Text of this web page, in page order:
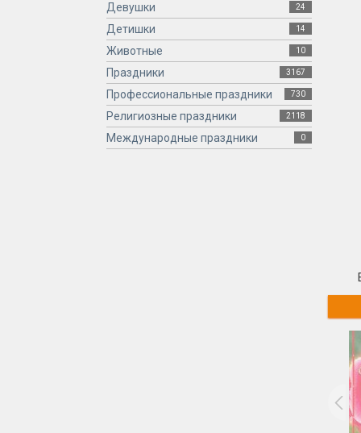
Девушки 24
Детишки 14
Животные 10
Праздники 3167
Профессиональные праздники 730
Религиозные праздники 2118
Международные праздники 0